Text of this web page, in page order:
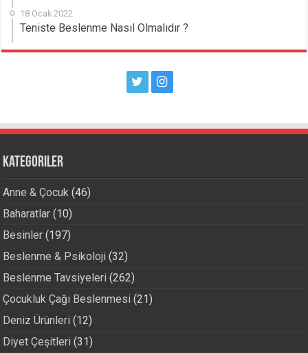
18 Ocak 2022
Teniste Beslenme Nasıl Olmalıdır ?
Kategoriler
Anne & Çocuk (46)
Baharatlar (10)
Besinler (197)
Beslenme & Psikoloji (32)
Beslenme Tavsiyeleri (262)
Çocukluk Çağı Beslenmesi (21)
Deniz Ürünleri (12)
Diyet Çeşitleri (31)